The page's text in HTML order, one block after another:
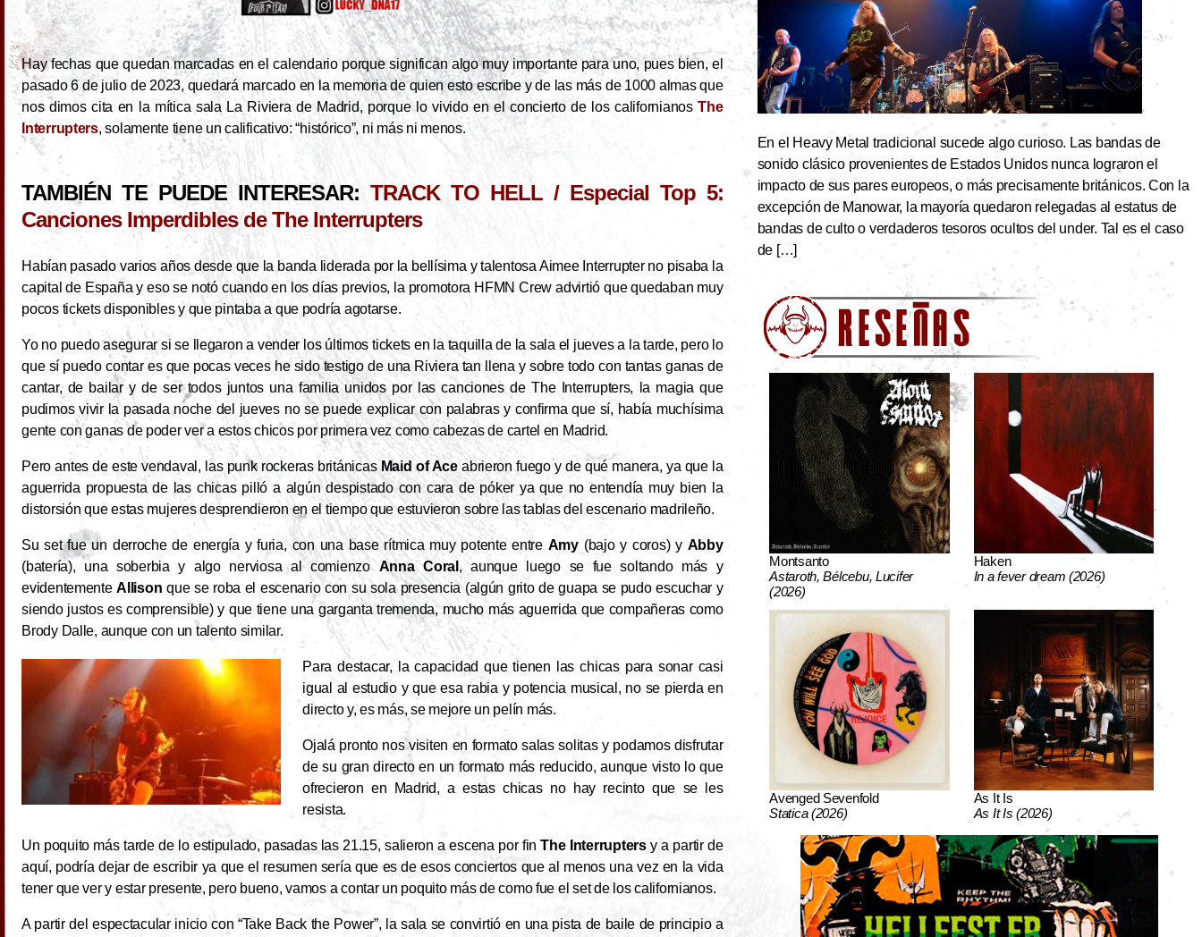
Hay fechas que quedan marcadas en el calendario porque significan algo muy importante para uno, pues bien, el
pasado 6 de julio de 2023, quedará marcado en la memoria de quien esto escribe y de las más de 1000 almas que
nos dimos cita en la mítica sala La Riviera de Madrid, porque lo vivido en el concierto de los californianosThe
Interrupters, solamente tiene un calificativo: “histórico”, ni más ni menos.
TAMBIÉN TE PUEDE INTERESAR: TRACK TO HELL / Especial Top 5:
Canciones Imperdibles de The Interrupters
Habían pasado varios años desde que la banda liderada por la bellísima y talentosa Aimee Interrupter no pisaba la
capital de España y eso se notó cuando en los días previos, la promotora HFMN Crew advirtió que quedaban muy
pocos tickets disponibles y que pintaba a que podría agotarse.
Yo no puedo asegurar si se llegaron a vender los últimos tickets en la taquilla de la sala el jueves a la tarde, pero lo
que sí puedo contar es que pocas veces he sido testigo de una Riviera tan llena y sobre todo con tantas ganas de
cantar, de bailar y de ser todos juntos una familia unidos por las canciones de The Interrupters, la magia que
pudimos vivir la pasada noche del jueves no se puede explicar con palabras y confirma que sí, había muchísima
gente con ganas de poder ver a estos chicos por primera vez como cabezas de cartel en Madrid.
Pero antes de este vendaval, las punk rockeras británicasMaid of Aceabrieron fuego y de qué manera, ya que la
aguerrida propuesta de las chicas pilló a algún despistado con cara de póker ya que no entendía muy bien la
distorsión que estas mujeres desprendieron en el tiempo que estuvieron sobre las tablas del escenario madrileño.
Su set fue un derroche de energía y furia, con una base rítmica muy potente entre Amy(bajo y coros) y Abby
(batería), una soberbia y algo nerviosa al comienzoAnna Coral , aunque luego se fue soltando más y
evidentementeAllison que se roba el escenario con su sola presencia (algún grito de guapa se pudo escuchar y
siendo justos es comprensible) y que tiene una garganta tremenda, mucho más aguerrida que compañeras como
Brody Dalle, aunque con un talento similar.
Para destacar, la capacidad que tienen las chicas para sonar casi
igual al estudio y que esa rabia y potencia musical, no se pierda en
directo y, es más, se mejore un pelín más.
Ojalá pronto nos visiten en formato salas solitas y podamos disfrutar
de su gran directo en un formato más reducido, aunque visto lo que
ofrecieron en Madrid, a estas chicas no hay recinto que se les
resista.
Un poquito más tarde de lo estipulado, pasadas las 21.15, salieron a escena por finThe Interruptersy a partir de
aquí, podría dejar de escribir ya que el resumen sería que es de esos conciertos que al menos una vez en la vida
tener que ver y estar presente, pero bueno, vamos a contar un poquito más de como fue el set de los californianos.
A partir del espectacular inicio con “Take Back the Power”, la sala se convirtió en una pista de baile de principio a
En el Heavy Metal tradicional sucede algo curioso. Las bandas de
sonido clásico provenientes de Estados Unidos nunca lograron el
impacto de sus pares europeos, o más precisamente británicos. Con la
excepción de Manowar, la mayoría quedaron relegadas al estatus de
bandas de culto o verdaderos tesoros ocultos del under. Tal es el caso
de […]
Montsanto
Astaroth, Bélcebu, Lucifer
(2026)
Haken
In a fever dream (2026)
Avenged Sevenfold
Statica (2026)
As It Is
As It Is (2026)